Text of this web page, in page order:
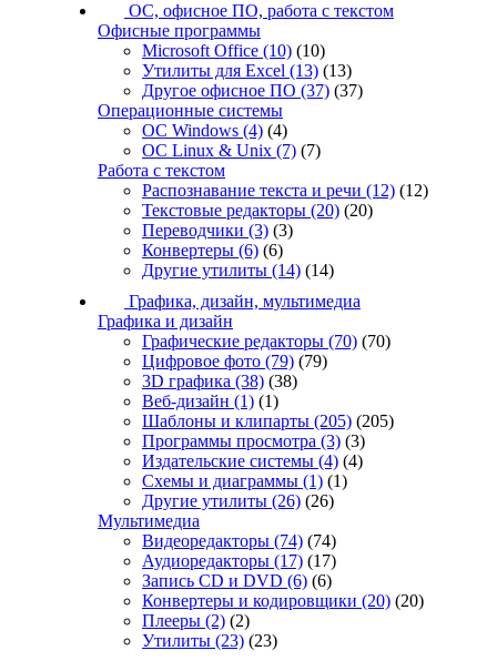
ОС, офисное ПО, работа с текстом
Офисные программы
Microsoft Office (10) (10)
Утилиты для Excel (13) (13)
Другое офисное ПО (37) (37)
Операционные системы
ОС Windows (4) (4)
ОС Linux & Unix (7) (7)
Работа с текстом
Распознавание текста и речи (12) (12)
Текстовые редакторы (20) (20)
Переводчики (3) (3)
Конвертеры (6) (6)
Другие утилиты (14) (14)
Графика, дизайн, мультимедиа
Графика и дизайн
Графические редакторы (70) (70)
Цифровое фото (79) (79)
3D графика (38) (38)
Веб-дизайн (1) (1)
Шаблоны и клипарты (205) (205)
Программы просмотра (3) (3)
Издательские системы (4) (4)
Схемы и диаграммы (1) (1)
Другие утилиты (26) (26)
Мультимедиа
Видеоредакторы (74) (74)
Аудиоредакторы (17) (17)
Запись CD и DVD (6) (6)
Конвертеры и кодировщики (20) (20)
Плееры (2) (2)
Утилиты (23) (23)